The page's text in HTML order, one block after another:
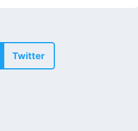
Twitter